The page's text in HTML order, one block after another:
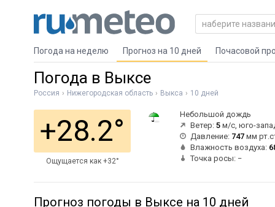
Погода на неделю Прогноз на 10 дней Почасовой
Погода в Выксе
Россия Нижегородская область Выкса 10 дней
+28.2°
Ощущается как +32°
Небольшой дождь
Ветер: 5 м/с, юго-
Давление: 747 мм
Влажность воздуха:
Точка росы: −
Прогноз погоды в Выксе на 10 дней